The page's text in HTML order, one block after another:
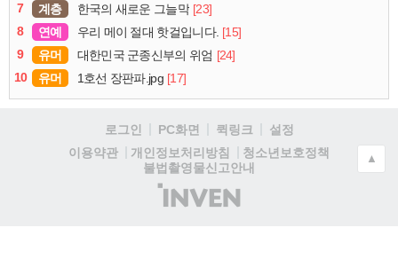
7
계층 한국의 새로운 그늘막 [23]
8
연예 우리 메이 절대 핫걸입니다. [15]
9
유머 대한민국 군종신부의 위엄 [24]
10
유머 1호선 장판파.jpg [17]
로그인 PC화면 퀵링크
설정
이용약관
개인정보처리방침
청소년보호정책
불법촬영물신고안내
(주)
인
▲